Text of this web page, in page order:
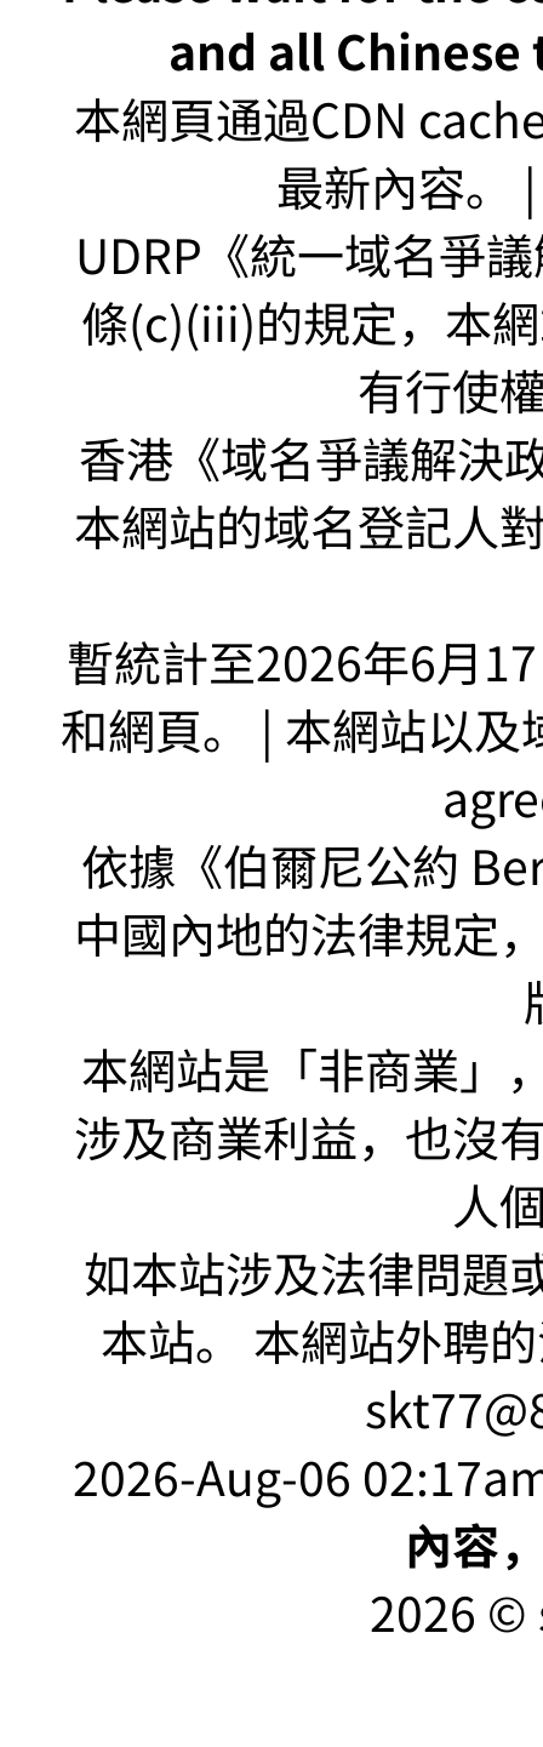
and all
本網頁通過CDN
最新內容。
UDRP《統一域名爭
條(c)(iii)的規定，本
有行使
香港《域名爭議解決
本網站的域名登記人
暫統計至2026年6月
和網頁。 | 本網站以
依據《伯爾尼公約
中國內地的法律規定
本網站是「非商業
涉及商業利益，也沒
人
如本站涉及法律問題
本站。 本網站外聘
2026-Aug-06
內容
2026 ©